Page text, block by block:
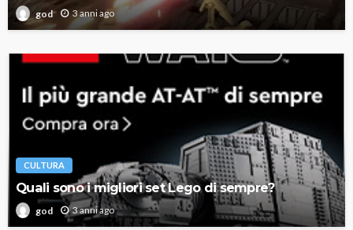
god 3 anni ago
CULTURA
Quali sono i migliori set Lego di sempre?
god 3 anni ago